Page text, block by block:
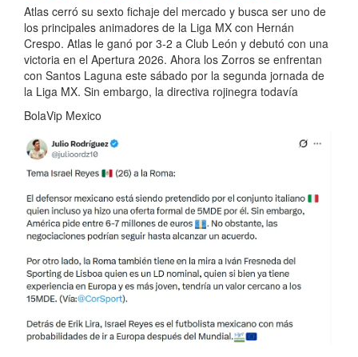
Atlas cerró su sexto fichaje del mercado y busca ser uno de
los principales animadores de la Liga MX con Hernán
Crespo. Atlas le ganó por 3-2 a Club León y debutó con una
victoria en el Apertura 2026. Ahora los Zorros se enfrentan
con Santos Laguna este sábado por la segunda jornada de
la Liga MX. Sin embargo, la directiva rojinegra todavía
BolaVip Mexico